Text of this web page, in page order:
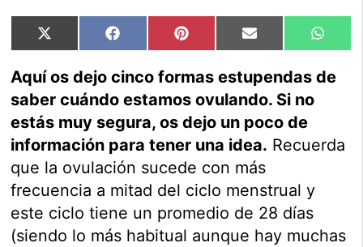
Compartir
en
X
(Twitter)
Compartir
en
Facebook Compartir
en
Pinterest Compartir
en
Email
en
Aquí os dejo cinco formas estupendas de
saber cuándo estamos ovulando. Si no
estás muy segura, os dejo un poco de
información para tener una idea. Recuerda
que la ovulación sucede con más
frecuencia a mitad del ciclo menstrual y
este ciclo tiene un promedio de 28 días
(siendo lo más habitual aunque hay muchas